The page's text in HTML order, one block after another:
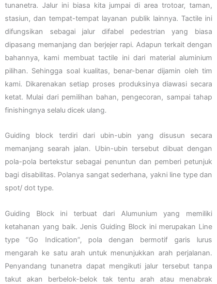
tunanetra. Jalur ini biasa kita jumpai di area trotoar, taman,
stasiun, dan tempat-tempat layanan publik lainnya. Tactile ini
difungsikan sebagai jalur difabel pedestrian yang biasa
dipasang memanjang dan berjejer rapi. Adapun terkait dengan
bahannya, kami membuat tactile ini dari material aluminium
pilihan. Sehingga soal kualitas, benar-benar dijamin oleh tim
kami. Dikarenakan setiap proses produksinya diawasi secara
ketat. Mulai dari pemilihan bahan, pengecoran, sampai tahap
finishingnya selalu dicek ulang.
Guiding block terdiri dari ubin-ubin yang disusun secara
memanjang searah jalan. Ubin-ubin tersebut dibuat dengan
pola-pola bertekstur sebagai penuntun dan pemberi petunjuk
bagi disabilitas. Polanya sangat sederhana, yakni line type dan
spot/ dot type.
Guiding Block ini terbuat dari Alumunium yang memiliki
ketahanan yang baik. Jenis Guiding Block ini merupakan Line
type “Go Indication”, pola dengan bermotif garis lurus
mengarah ke satu arah untuk menunjukkan arah perjalanan.
Penyandang tunanetra dapat mengikuti jalur tersebut tanpa
takut akan berbelok-belok tak tentu arah atau menabrak